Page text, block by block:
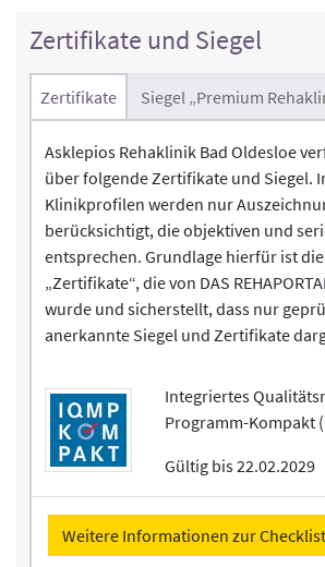
Zertifikate und Siegel
Zertifikate Siegel „Premium
Asklepios Rehaklinik Bad Oldesloe
über folgende Zertifikate und Siegel.
Klinikprofilen werden nur
berücksichtigt, die objektiven und
entsprechen. Grundlage hierfür ist
„Zertifikate“, die von DAS
wurde und sicherstellt, dass nur
anerkannte Siegel und Zertifikate
Integriertes
Programm-Kompakt
Gültig bis 22.02.2029
Weitere Informationen zur